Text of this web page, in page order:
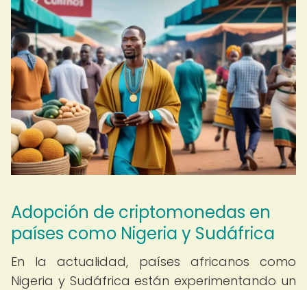
Adopción de criptomonedas en
países como Nigeria y Sudáfrica
En la actualidad, países africanos como
Nigeria y Sudáfrica están experimentando un